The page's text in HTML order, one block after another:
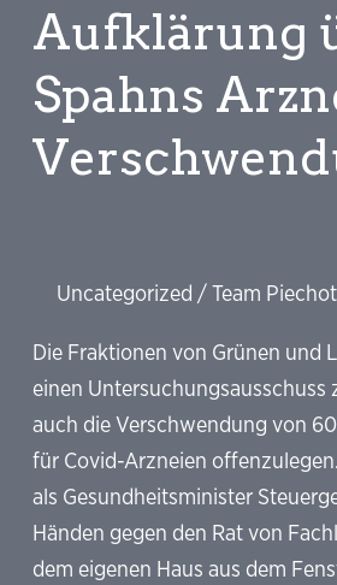
Aufklärung
Spahns
Uncategorized /Team
Die Fraktionen von Grünen und
einen Untersuchungsausschuss
auch die Verschwendung von
für Covid-Arzneien
als Gesundheitsminister
Händen gegen den Rat von
dem eigenen Haus aus dem